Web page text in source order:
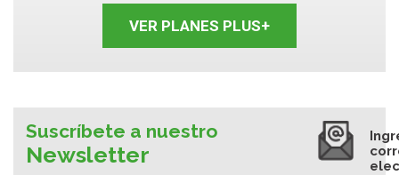
VER PLANES PLUS+
Suscríbete a nuestro
Newsletter